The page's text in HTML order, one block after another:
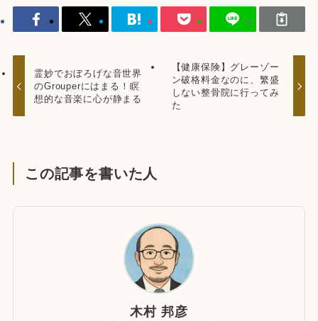
霊妙でおぼろげな音世界
のGrouperにはまる！瞑
想的な音楽に心が静まる
【健康保険】グレーゾー
ン破格料金なのに、繁盛
しない整骨院に行ってみ
た
この記事を書いた人
木村 邦彦